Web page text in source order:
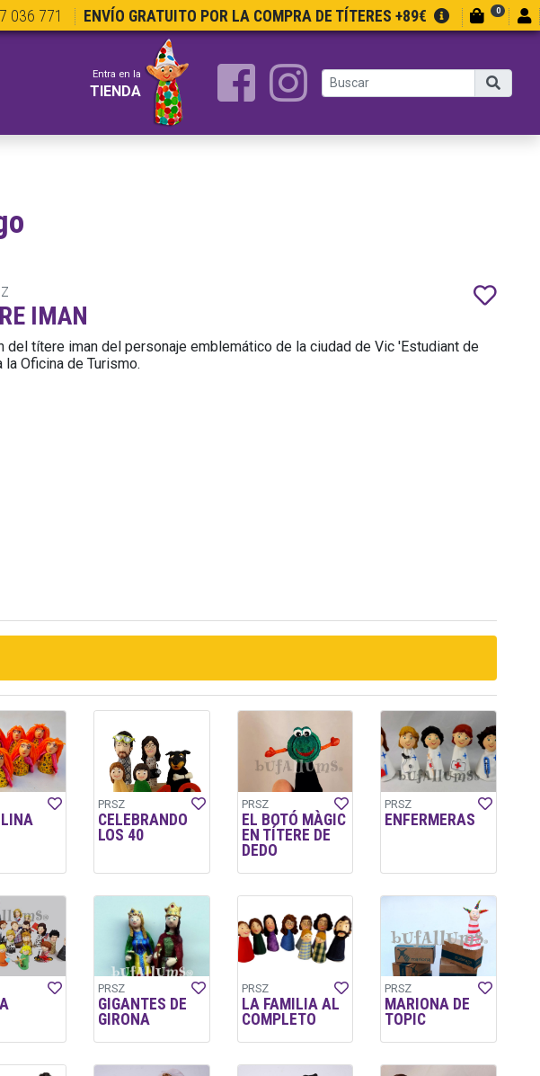
036 771 ENVÍO GRATUITO POR LA COMPRA DE TÍTERES +89€ 0
Entra en la
TIENDA
IMAN
del títere iman del personaje emblemático de la ciudad de Vic 'Estudiant de
la Oficina de Turismo.
PRSZ
CELEBRANDO
LOS 40
PRSZ
EL BOTÓ MÀGIC
EN TÍTERE DE
DEDO
PRSZ
ENFERMERAS
PRSZ
GIGANTES DE
GIRONA
PRSZ
LA FAMILIA AL
COMPLETO
PRSZ
MARIONA DE
TOPIC